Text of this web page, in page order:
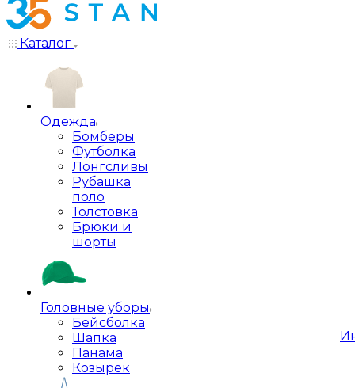
Каталог
Одежда
Бомберы
Футболка
Лонгсливы
Рубашка
поло
Толстовка
Брюки и
шорты
Головные уборы
Бейсболка
Шапка
Панама
Козырек